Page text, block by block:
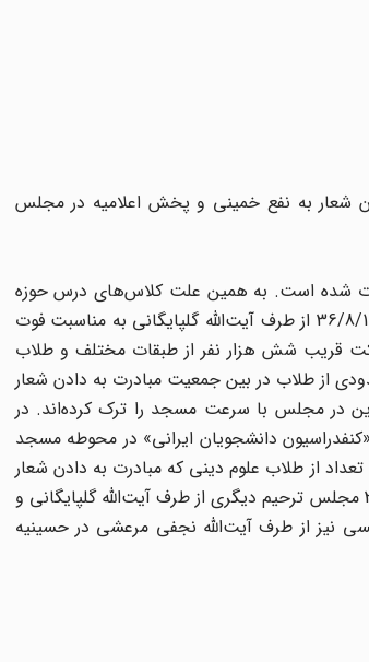
شعار به نفع خمینى و پخش اعلامیه در مجلس
فوت شده است. به همین علت کلاس‌هاى درس حوزه
علمیه قم به مدت دو روز و بازار این شهر نیز روز جارى تعطیل گردیده است. بعد از ظهر روز 36/8/1 از طرف آیت‌‌الله گلپایگانى به مناسبت فوت
قریب شش هزار نفر از طبقات مختلف و طلاب
از طلاب در بین جمعیت مبادرت به دادن شعار
در مجلس با سرعت مسجد را ترک کرده‌‌اند. در
دانشجویان ایرانی» در محوطه مسجد
از طلاب علوم دینى که مبادرت به دادن شعار
و پخش اعلامیه کرده‌اند، اظهار ناراحتى نموده‌‌اند. در این مجلس اعلام شده صبح روز 36/8/2 مجلس ترحیم دیگرى از طرف آیت‌الله گلپایگانى و
نیز از طرف آیت‌‌الله نجفى مرعشى در حسینیه